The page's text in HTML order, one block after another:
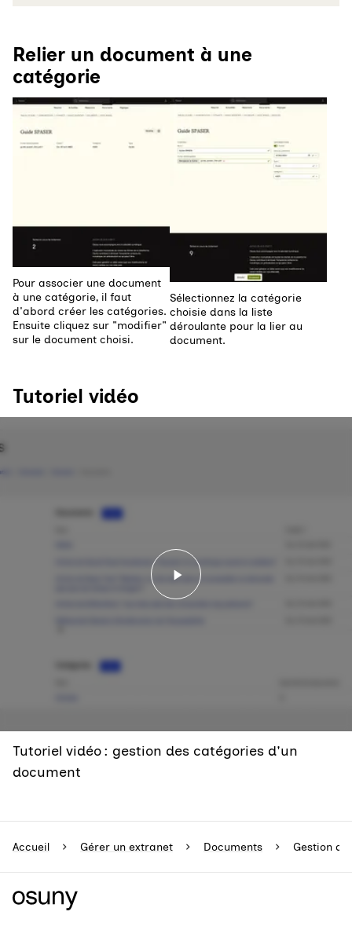
Relier un document à une
catégorie
Agrandir
Pour associer une document
à une catégorie, il faut
d'abord créer les catégories.
Ensuite cliquez sur "modifier"
sur le document choisi.
Agrandir
Sélectionnez la catégorie
choisie dans la liste
déroulante pour la lier au
document.
Tutoriel vidéo
Lancer la vidéo -
Tutoriel vidéo : gestion des catégories d'un
document
Accueil Gérer un extranet Documents Gestion